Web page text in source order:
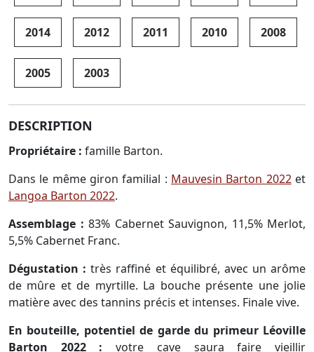
2014 2012 2011 2010 2008
2005 2003
DESCRIPTION
Propriétaire : famille Barton.
Dans le même giron familial : Mauvesin Barton 2022et
Langoa Barton 2022.
Assemblage : 83% Cabernet Sauvignon, 11,5% Merlot,
5,5% Cabernet Franc.
Dégustation :très raffiné et équilibré, avec un arôme
de mûre et de myrtille. La bouche présente une jolie
matière avec des tannins précis et intenses. Finale vive.
En bouteille, potentiel de garde du primeur Léoville
Barton 2022 : votre cave saura faire vieillir